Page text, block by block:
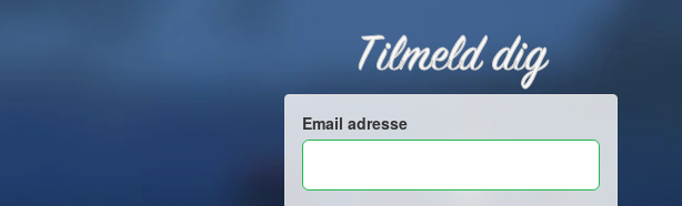
Tilmeld dig
Email adresse